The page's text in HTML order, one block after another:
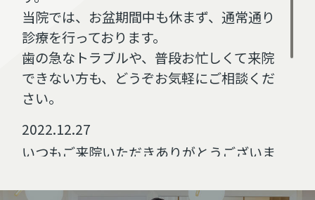
当院では、お盆期間中も休まず、通常通り
診療を行っております。
歯の急なトラブルや、普段お忙しくて来院
できない方も、どうぞお気軽にご相談くだ
さい。
2022.12.27
いつもご来院いただきありがとうございま
年末年始は、12/29(木)～1/3(火)を休診日